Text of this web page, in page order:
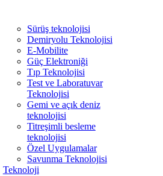
Sürüş teknolojisi
Demiryolu Teknolojisi
E-Mobilite
Güç Elektroniği
Tıp Teknolojisi
Test ve Laboratuvar
Teknolojisi
Gemi ve açık deniz
teknolojisi
Titreşimli besleme
teknolojisi
Özel Uygulamalar
Savunma Teknolojisi
Teknoloji